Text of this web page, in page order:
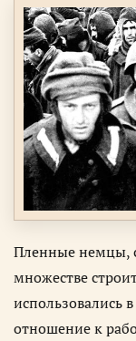
Пленные немцы,
множестве
использовались
отношение к